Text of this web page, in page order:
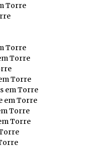
Torre
Torre
Torre
Torre
em Torre
em Torre
Torre
Torre